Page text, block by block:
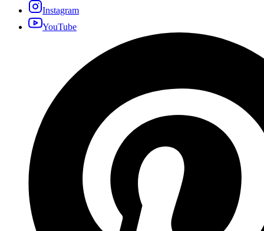
Instagram
YouTube